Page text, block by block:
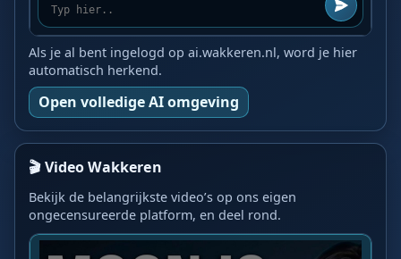
Als je al bent ingelogd op ai.wakkeren.nl, word je hier
automatisch herkend.
Open volledige AI omgeving
🎬 Video Wakkeren
Bekijk de belangrijkste video’s op ons eigen
ongecensureerde platform, en deel rond.